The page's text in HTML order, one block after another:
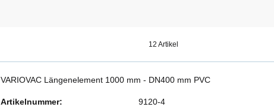
12 Artikel
VARIOVAC Längenelement 1000 mm - DN400 mm PVC
Artikelnummer:
9120-4